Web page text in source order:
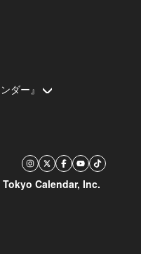
ダー』
Calendar, Inc.